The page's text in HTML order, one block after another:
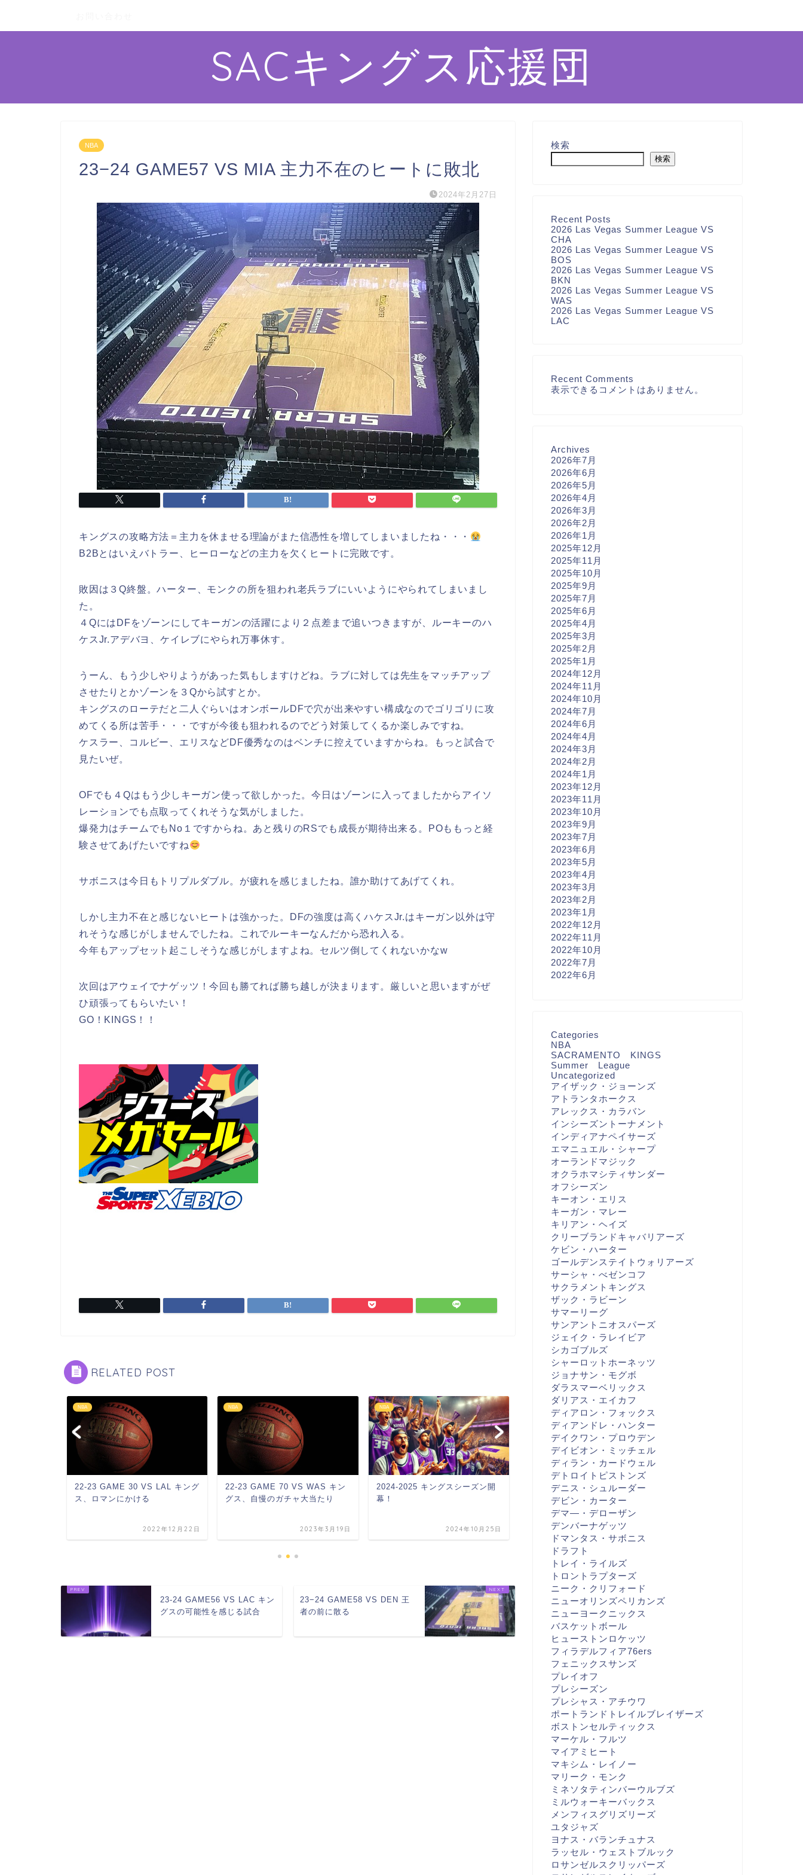
SACキングス応援団
NBA
23−24 GAME57 VS MIA 主力不在のヒートに敗北
2024年2月27日
キングスの攻略方法＝主力を休ませる理論がまた信憑性を増してしまいましたね・・・
B2Bとはいえバトラー、ヒーローなどの主力を欠くヒートに完敗です。
敗因は３Q終盤。ハーター、モンクの所を狙われ老兵ラブにいいようにやられてしまいまし
た。
４QにはDFをゾーンにしてキーガンの活躍により２点差まで追いつきますが、ルーキーのハ
ケスJr.アデバヨ、ケイレブにやられ万事休す。
うーん、もう少しやりようがあった気もしますけどね。ラブに対しては先生をマッチアップ
させたりとかゾーンを３Qから試すとか。
キングスのローテだと二人ぐらいはオンボールDFで穴が出来やすい構成なのでゴリゴリに攻
めてくる所は苦手・・・ですが今後も狙われるのでどう対策してくるか楽しみですね。
ケスラー、コルビー、エリスなどDF優秀なのはベンチに控えていますからね。もっと試合で
見たいぜ。
OFでも４Qはもう少しキーガン使って欲しかった。今日はゾーンに入ってましたからアイソ
レーションでも点取ってくれそうな気がしました。
爆発力はチームでもNo１ですからね。あと残りのRSでも成長が期待出来る。POももっと経
験させてあげたいですね
サボニスは今日もトリプルダブル。が疲れを感じましたね。誰か助けてあげてくれ。
しかし主力不在と感じないヒートは強かった。DFの強度は高くハケスJr.はキーガン以外は守
れそうな感じがしませんでしたね。これでルーキーなんだから恐れ入る。
今年もアップセット起こしそうな感じがしますよね。セルツ倒してくれないかなw
次回はアウェイでナゲッツ！今回も勝てれば勝ち越しが決まります。厳しいと思いますがぜ
ひ頑張ってもらいたい！
GO！KINGS！！
RELATED POST
NBA
22-23 GAME 30 VS LAL キング
ス、ロマンにかける
2022年12月22日
NBA
22-23 GAME 70 VS WAS キン
グス、自慢のガチャ大当たり
2023年3月19日
NBA
2024-2025 キングスシーズン開
幕！
2024年10月25日
22-23 GAME 30 VS LAL キング
ス、ロマンにかける
2022年12月22日
23-24 GAME56 VS LAC キン
グスの可能性を感じる試合
23−24 GAME58 VS DEN 王
者の前に散る
検索
検索
Recent Posts
2026 Las Vegas Summer League VS
CHA
2026 Las Vegas Summer League VS
BOS
2026 Las Vegas Summer League VS
BKN
2026 Las Vegas Summer League VS
WAS
2026 Las Vegas Summer League VS
LAC
Recent Comments
表示できるコメントはありません。
Archives
2026年7月
2026年6月
2026年5月
2026年4月
2026年3月
2026年2月
2026年1月
2025年12月
2025年11月
2025年10月
2025年9月
2025年7月
2025年6月
2025年4月
2025年3月
2025年2月
2025年1月
2024年12月
2024年11月
2024年10月
2024年7月
2024年6月
2024年4月
2024年3月
2024年2月
2024年1月
2023年12月
2023年11月
2023年10月
2023年9月
2023年7月
2023年6月
2023年5月
2023年4月
2023年3月
2023年2月
2023年1月
2022年12月
2022年11月
2022年10月
2022年7月
2022年6月
Categories
NBA
SACRAMENTO KINGS
Summer League
Uncategorized
アイザック・ジョーンズ
アトランタホークス
アレックス・カラバン
インシーズントーナメント
インディアナペイサーズ
エマニュエル・シャープ
オーランドマジック
オクラホマシティサンダー
オフシーズン
キーオン・エリス
キーガン・マレー
キリアン・ヘイズ
クリーブランドキャバリアーズ
ケビン・ハーター
ゴールデンステイトウォリアーズ
サーシャ・べゼンコフ
サクラメントキングス
ザック・ラビーン
サマーリーグ
サンアントニオスパーズ
ジェイク・ラレイビア
シカゴブルズ
シャーロットホーネッツ
ジョナサン・モグボ
ダラスマーベリックス
ダリアス・エイカフ
ディアロン・フォックス
ディアンドレ・ハンター
デイクワン・プロウデン
デイビオン・ミッチェル
ディラン・カードウェル
デトロイトピストンズ
デニス・シュルーダー
デビン・カーター
デマ―・デローザン
デンバーナゲッツ
ドマンタス・サボニス
ドラフト
トレイ・ライルズ
トロントラプターズ
ニーク・クリフォード
ニューオリンズペリカンズ
ニューヨークニックス
バスケットボール
ヒューストンロケッツ
フィラデルフィア76ers
フェニックスサンズ
プレイオフ
プレシーズン
プレシャス・アチウワ
ポートランドトレイルブレイザーズ
ボストンセルティックス
マーケル・フルツ
マイアミヒート
マキシム・レイノー
マリーク・モンク
ミネソタティンバーウルブズ
ミルウォーキーバックス
メンフィスグリズリーズ
ユタジャズ
ヨナス・バランチュナス
ラッセル・ウェストブルック
ロサンゼルスクリッパーズ